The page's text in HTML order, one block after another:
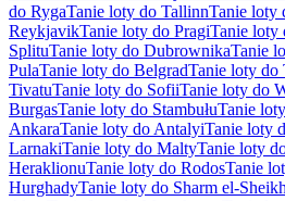
do RygaTanie loty do TallinnTanie loty
ReykjavikTanie loty do PragiTanie loty
SplituTanie loty do DubrownikaTanie
PulaTanie loty do BelgradTanie loty do
TivatuTanie loty do SofiiTanie loty do
BurgasTanie loty do StambułuTanie
AnkaraTanie loty do AntalyiTanie loty
LarnakiTanie loty do MaltyTanie loty
HeraklionuTanie loty do RodosTanie
HurghadyTanie loty do Sharm el-Sheikh